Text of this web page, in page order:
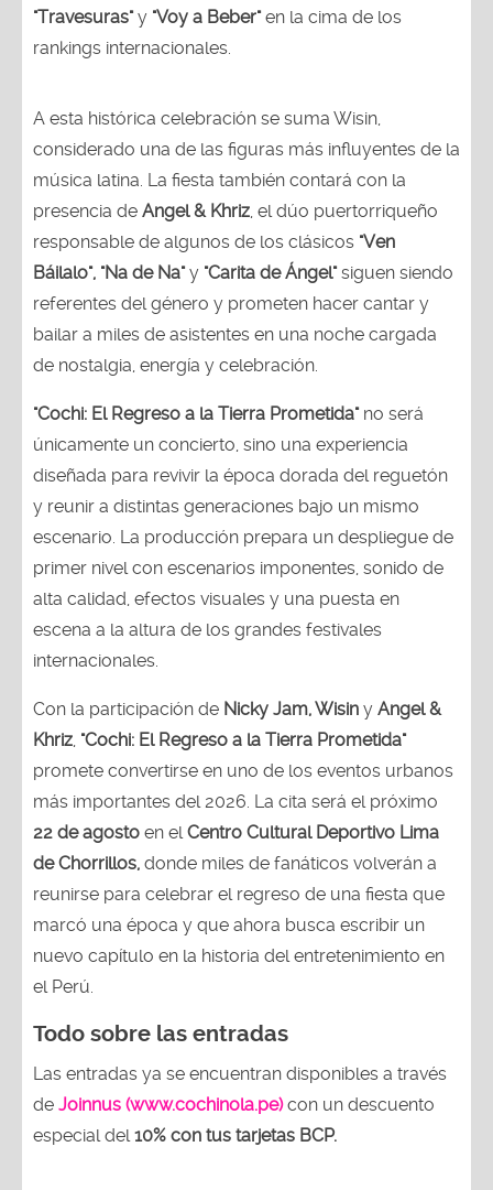
"Travesuras"y "Voy a Beber"en la cima de los
rankings internacionales.
A esta histórica celebración se suma Wisin,
considerado una de las figuras más influyentes de la
música latina. La fiesta también contará con la
presencia de Angel & Khriz , el dúo puertorriqueño
responsable de algunos de los clásicos "Ven
Báilalo", "Na de Na"y "Carita de Ángel"siguen siendo
referentes del género y prometen hacer cantar y
bailar a miles de asistentes en una noche cargada
de nostalgia, energía y celebración.
"Cochi: El Regreso a la Tierra Prometida" no será
únicamente un concierto, sino una experiencia
diseñada para revivir la época dorada del reguetón
y reunir a distintas generaciones bajo un mismo
escenario. La producción prepara un despliegue de
primer nivel con escenarios imponentes, sonido de
alta calidad, efectos visuales y una puesta en
escena a la altura de los grandes festivales
internacionales.
Con la participación de Nicky Jam, Wisin y Angel &
Khriz "Cochi: El Regreso a la Tierra Prometida"
promete convertirse en uno de los eventos urbanos
más importantes del 2026. La cita será el próximo
22 de agosto en el Centro Cultural Deportivo Lima
de Chorrillos, donde miles de fanáticos volverán a
reunirse para celebrar el regreso de una fiesta que
marcó una época y que ahora busca escribir un
nuevo capítulo en la historia del entretenimiento en
el Perú.
Todo sobre las entradas
Las entradas ya se encuentran disponibles a través
de Joinnus (www.cochinola.pe)con un descuento
especial del 10% con tus tarjetas BCP.